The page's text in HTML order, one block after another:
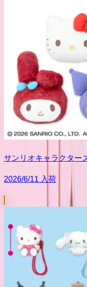
サンリオキャラクタ
2026/6/11 入荷